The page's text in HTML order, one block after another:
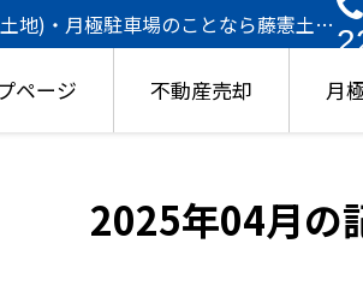
地)・月極駐車場のことなら藤憲土地
ページ 不動産売却 月
2025年04月の